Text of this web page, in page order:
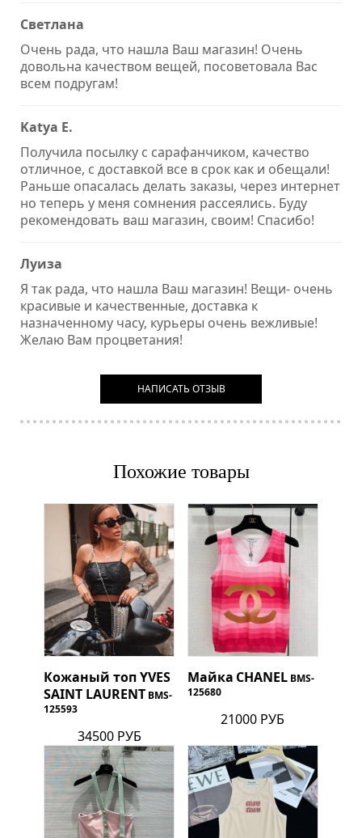
Светлана
Очень рада, что нашла Ваш магазин! Очень
довольна качеством вещей, посоветовала Вас
всем подругам!
Katya E.
Получила посылку с сарафанчиком, качество
отличное, с доставкой все в срок как и обещали!
Раньше опасалась делать заказы, через интернет
но теперь у меня сомнения рассеялись. Буду
рекомендовать ваш магазин, своим! Спасибо!
Луиза
Я так рада, что нашла Ваш магазин! Вещи- очень
красивые и качественные, доставка к
назначенному часу, курьеры очень вежливые!
Желаю Вам процветания!
НАПИСАТЬ ОТЗЫВ
Похожие товары
Кожаный топYVES
SAINT LAURENT BMS-
125593
34500 РУБ
Майка CHANEL BMS-
125680
21000 РУБ